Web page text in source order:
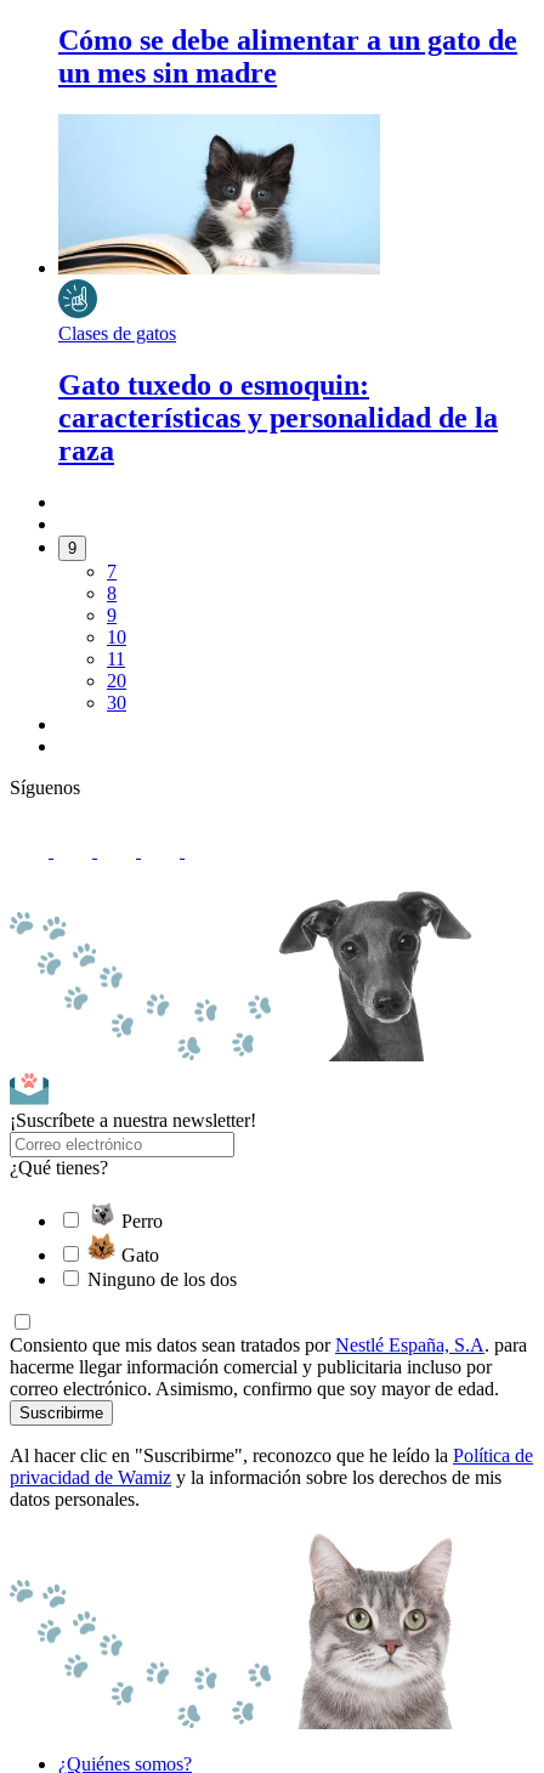
Cómo se debe alimentar a un gato de
un mes sin madre
Clases de gatos
Gato tuxedo o esmoquin:
características y personalidad de la
raza
9
7
8
9
10
11
20
30
Síguenos
¡Suscríbete a nuestra newsletter!
¿Qué tienes?
Perro
Gato
Ninguno de los dos
Consiento que mis datos sean tratados porNestlé España, S.A. para
hacerme llegar información comercial y publicitaria incluso por
correo electrónico. Asimismo, confirmo que soy mayor de edad.
Suscribirme
Al hacer clic en "Suscribirme", reconozco que he leído la Política de
privacidad de Wamiz y la información sobre los derechos de mis
datos personales.
¿Quiénes somos?